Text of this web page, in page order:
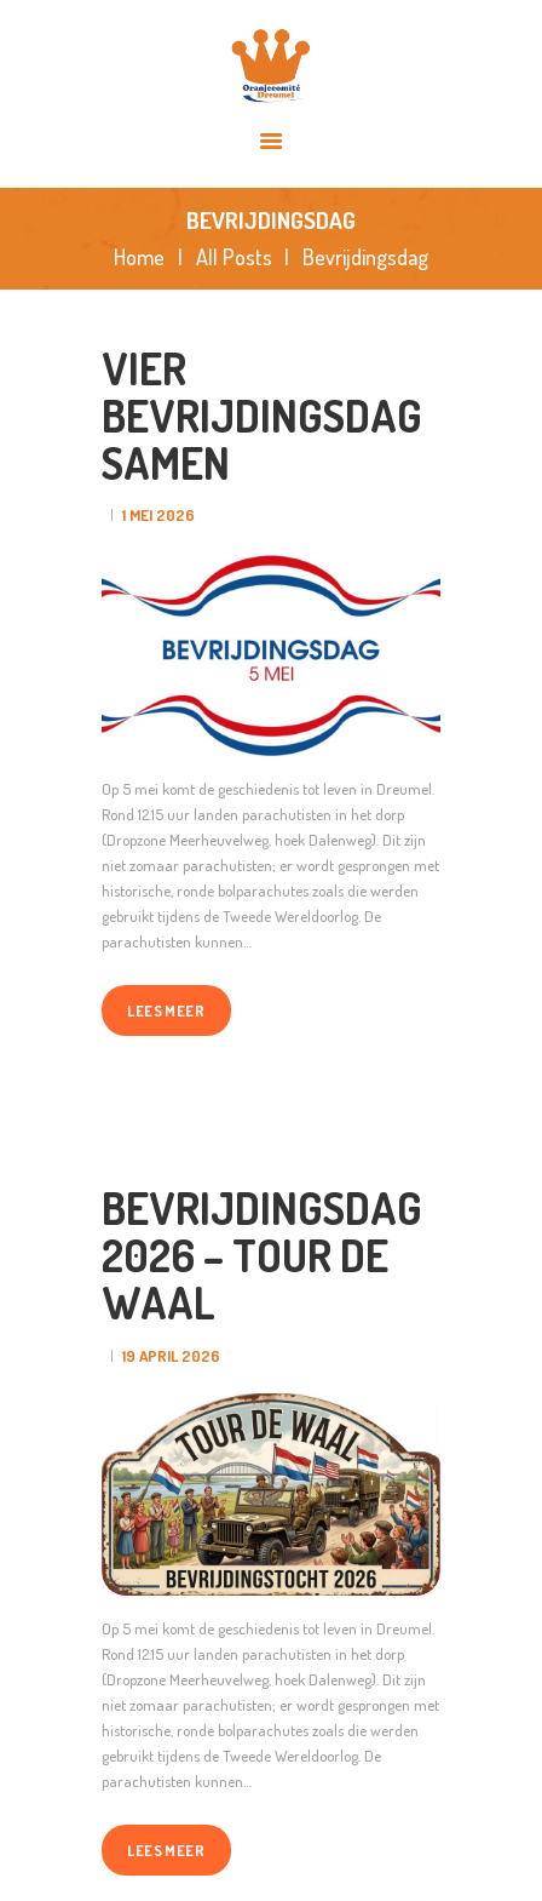
BEVRIJDINGSDAG
Home All Posts Bevrijdingsdag
SPONSORS
CONTACT
VIER
BEVRIJDINGSDAG
SAMEN
1 MEI 2026
Op 5 mei komt de geschiedenis tot leven in Dreumel.
Rond 12.15 uur landen parachutisten in het dorp
(Dropzone Meerheuvelweg, hoek Dalenweg). Dit zijn
niet zomaar parachutisten; er wordt gesprongen met
historische, ronde bolparachutes zoals die werden
gebruikt tijdens de Tweede Wereldoorlog. De
parachutisten kunnen…
LEES MEER
BEVRIJDINGSDAG
2026 – TOUR DE
WAAL
19 APRIL 2026
Op 5 mei komt de geschiedenis tot leven in Dreumel.
Rond 12.15 uur landen parachutisten in het dorp
(Dropzone Meerheuvelweg, hoek Dalenweg). Dit zijn
niet zomaar parachutisten; er wordt gesprongen met
historische, ronde bolparachutes zoals die werden
gebruikt tijdens de Tweede Wereldoorlog. De
parachutisten kunnen…
LEES MEER